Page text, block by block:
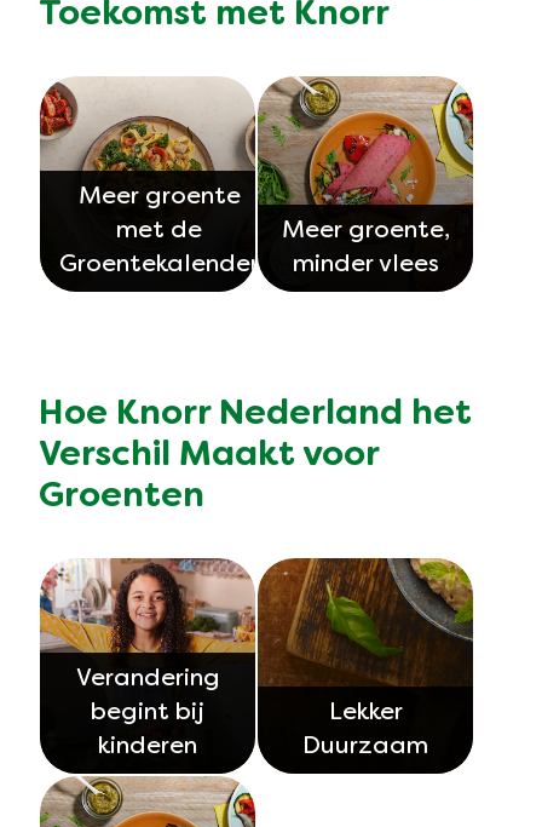
Toekomst met Knorr
Meer groente
met de
Groentekalender
Meer groente,
minder vlees
Hoe Knorr Nederland het
Verschil Maakt voor
Groenten
Verandering
begint bij
kinderen
Lekker
Duurzaam